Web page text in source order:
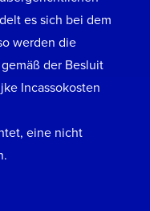
es sich bei dem
werden die
der Besluit
Incassokosten
eine nicht